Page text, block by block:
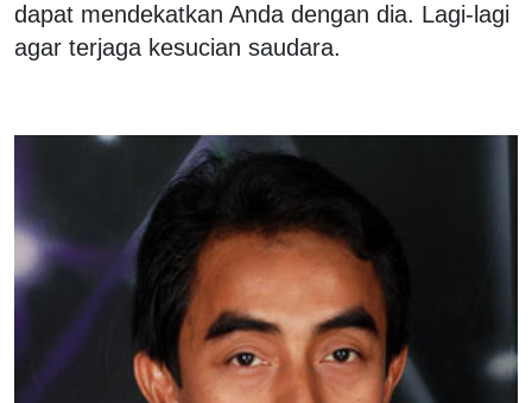
dapat mendekatkan Anda dengan dia. Lagi-lagi
agar terjaga kesucian saudara.